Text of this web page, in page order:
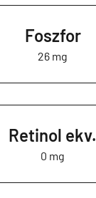
Foszfor
26 mg
Retinol ekv.
0 mg